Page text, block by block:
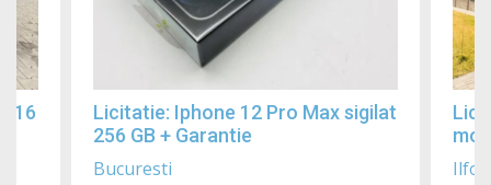
Licitatie: Iphone 12 Pro Max sigilat
256 GB + Garantie
Bucuresti Ilfov